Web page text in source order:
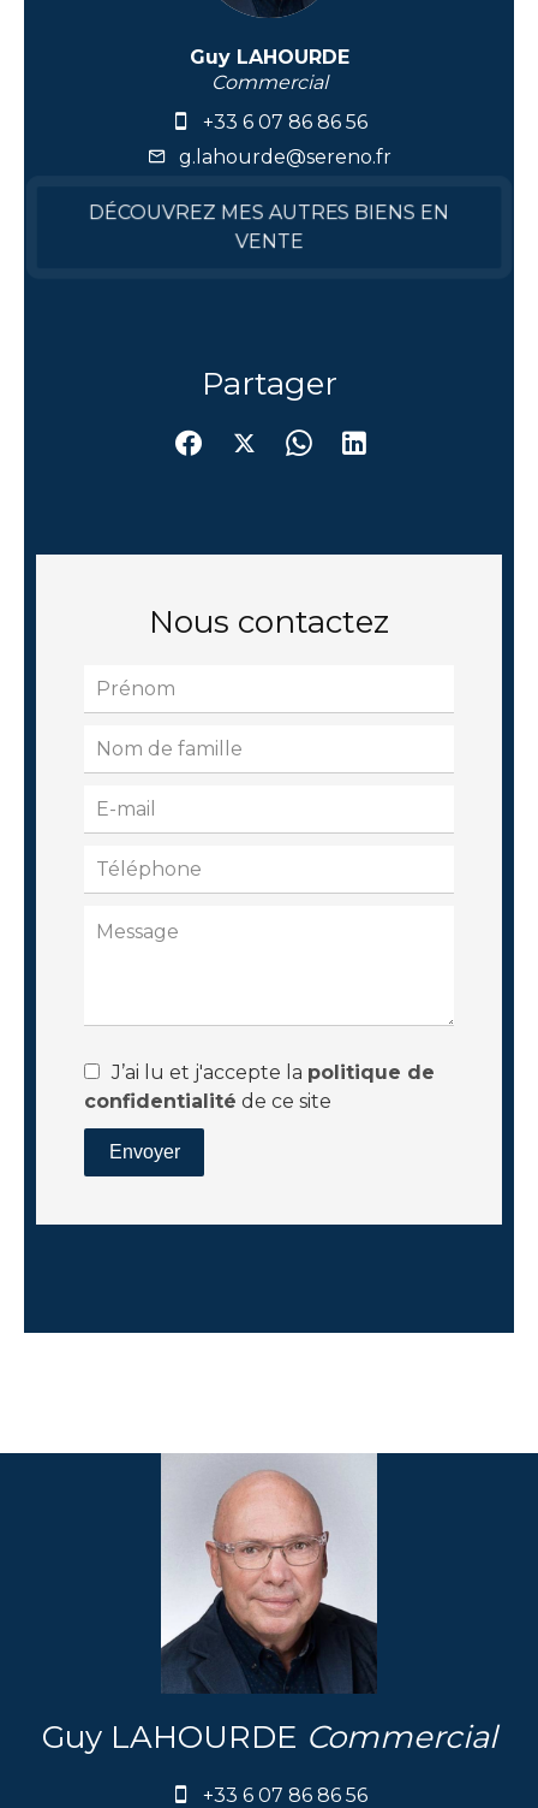
Guy LAHOURDE
Commercial
+33 6 07 86 86 56
g.lahourde@sereno.fr
DÉCOUVREZ MES AUTRES BIENS EN
VENTE
Partager
Nous contactez
J’ai lu et j'accepte la politique de
confidentialité de ce site
Envoyer
Guy LAHOURDE Commercial
+33 6 07 86 86 56